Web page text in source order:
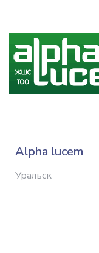
Alpha lucem
Уральск